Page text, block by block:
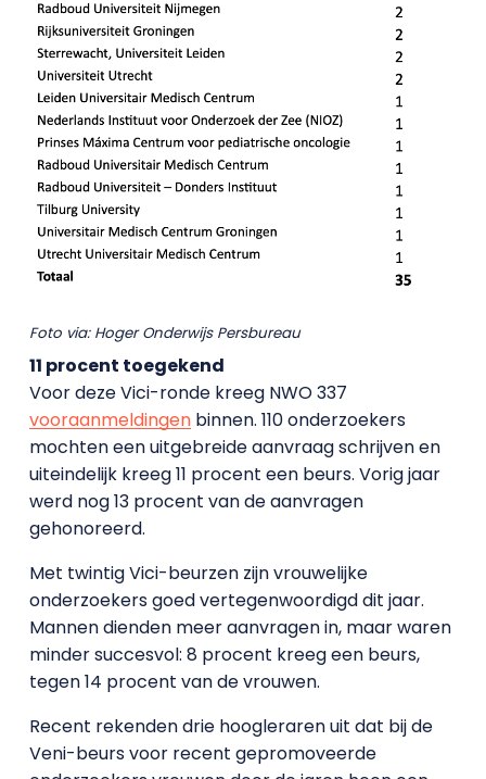
Foto via: Hoger Onderwijs Persbureau
11 procent toegekend
Voor deze Vici-ronde kreeg NWO 337
vooraanmeldingenbinnen. 110 onderzoekers
mochten een uitgebreide aanvraag schrijven en
uiteindelijk kreeg 11 procent een beurs. Vorig jaar
werd nog 13 procent van de aanvragen
gehonoreerd.
Met twintig Vici-beurzen zijn vrouwelijke
onderzoekers goed vertegenwoordigd dit jaar.
Mannen dienden meer aanvragen in, maar waren
minder succesvol: 8 procent kreeg een beurs,
tegen 14 procent van de vrouwen.
Recent rekenden drie hoogleraren uit dat bij de
Veni-beurs voor recent gepromoveerde